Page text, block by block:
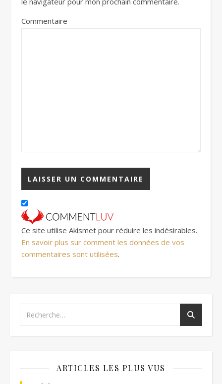
Commentaire
Ce site utilise Akismet pour réduire les indésirables.
En savoir plus sur comment les données de vos
commentaires sont utilisées.
ARTICLES LES PLUS VUS